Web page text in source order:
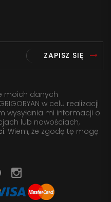
ZAPISZ SIĘ
moich danych
w celu realizacji
wysyłania mi informacji o
lub nowościach,
. Wiem, że zgodę tę mogę